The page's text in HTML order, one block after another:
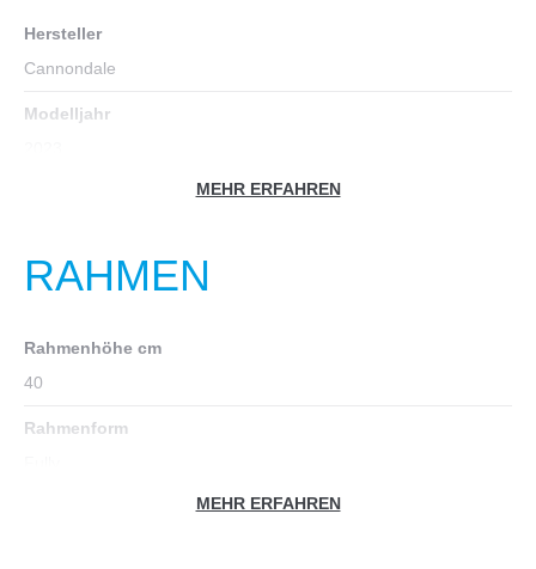
Hersteller
Cannondale
Modelljahr
Farbe
Geschlecht
Unisex
Zoll
MEHR ERFAHREN
RAHMEN
Rahmenhöhe cm
40
Rahmenform
MEHR ERFAHREN